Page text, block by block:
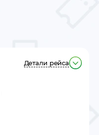
Детали рейса